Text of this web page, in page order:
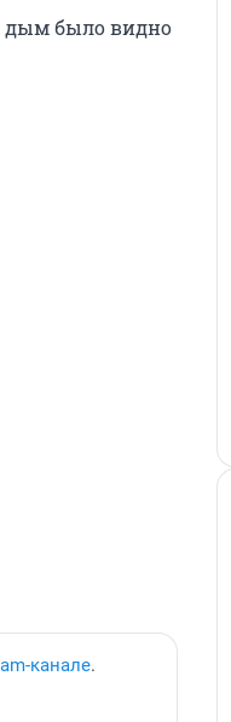
дым было видно
канале.